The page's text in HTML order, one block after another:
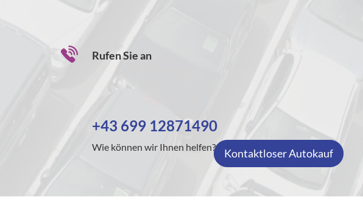
Kontaktloser Autokauf
Rufen Sie an
+43 699 12871490
Wie können wir Ihnen helfen?